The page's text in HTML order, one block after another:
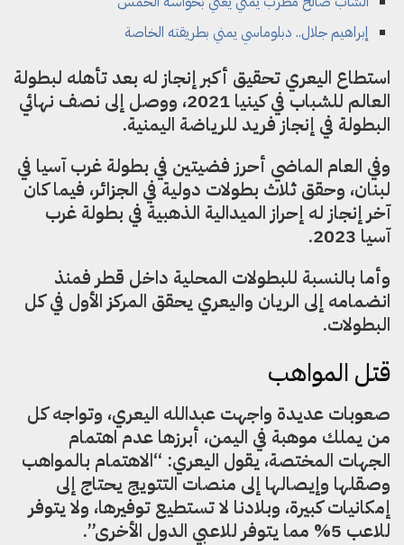
إبراهيم جلال.. دبلوماسي يمني بطريقته الخاصة
استطاع اليعري تحقيق أكبر إنجاز له بعد تأهله لبطولة
العالم للشباب في كينيا 2021، ووصل إلى نصف نهائي
البطولة في إنجاز فريد للرياضة اليمنية.
وفي العام الماضي أحرز فضيتين في بطولة غرب آسيا في
لبنان، وحقق ثلاث بطولات دولية في الجزائر، فيما كان
آخر إنجاز له إحراز الميدالية الذهبية في بطولة غرب
آسيا 2023.
وأما بالنسبة للبطولات المحلية داخل قطر فمنذ
انضمامه إلى الريان واليعري يحقق المركز الأول في كل
البطولات.
قتل المواهب
صعوبات عديدة واجهت عبدالله اليعري، وتواجه كل
من يملك موهبة في اليمن، أبرزها عدم اهتمام
الجهات المختصة، يقول اليعري: “الاهتمام بالمواهب
وصقلها وإيصالها إلى منصات التتويج يحتاج إلى
إمكانيات كبيرة، وبلادنا لا تستطيع توفيرها، ولا يتوفر
للاعب 5% مما يتوفر للاعبي الدول الأخرى”.